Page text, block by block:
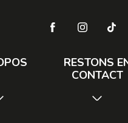
RESTONS
CONTACT